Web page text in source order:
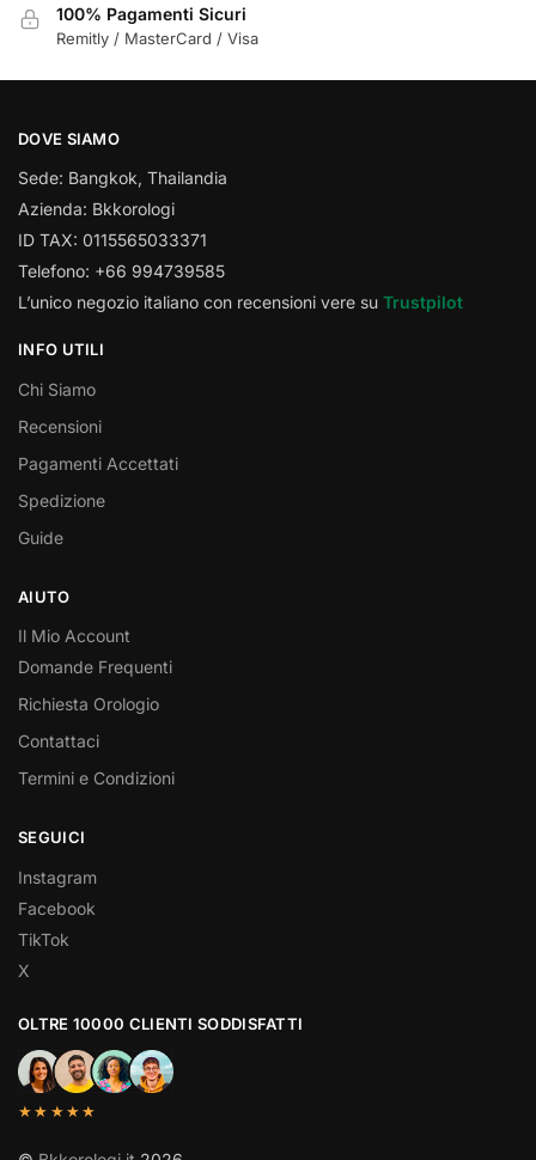
100% Pagamenti Sicuri
Remitly / MasterCard / Visa
DOVE SIAMO
Sede: Bangkok, Thailandia
Azienda: Bkkorologi
ID TAX: 0115565033371
Telefono: +66 994739585
L’unico negozio italiano con recensioni vere su Trustpilot
INFO UTILI
Chi Siamo
Recensioni
Pagamenti Accettati
Spedizione
Guide
AIUTO
Il Mio Account
Domande Frequenti
Richiesta Orologio
Contattaci
Termini e Condizioni
SEGUICI
Instagram
Facebook
TikTok
X
OLTRE 10000 CLIENTI SODDISFATTI
★★★★★